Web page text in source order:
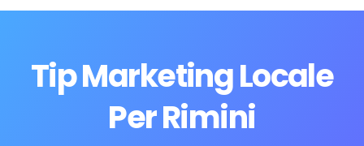
Tip Marketing Locale
Per Rimini